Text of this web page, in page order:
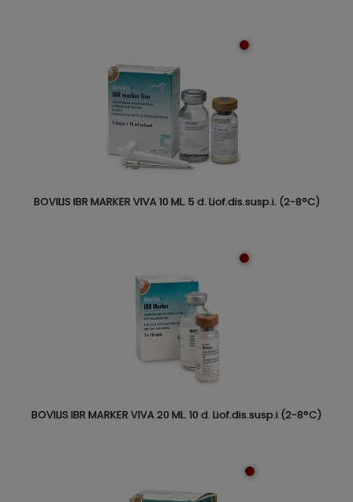
BOVILIS IBR MARKER VIVA 10 ML. 5 d. Liof.dis.susp.i. (2-8°C)
BOVILIS IBR MARKER VIVA 20 ML. 10 d. Liof.dis.susp.i (2-8°C)